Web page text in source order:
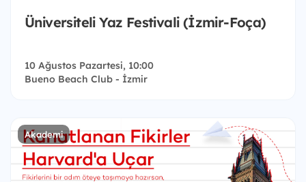
Üniversiteli Yaz Festivali (İzmir-Foça)
10 Ağustos Pazartesi, 10:00
Bueno Beach Club - İzmir
Akademi